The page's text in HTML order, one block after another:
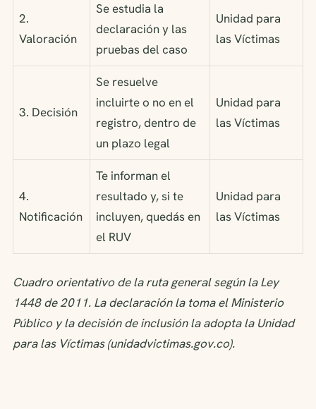
2.
Valoración
Se estudia la
declaración y las
pruebas del caso
Unidad para
las Víctimas
3. Decisión
Se resuelve
incluirte o no en el
registro, dentro de
un plazo legal
Unidad para
las Víctimas
4.
Notificación
Te informan el
resultado y, si te
incluyen, quedás en
el RUV
Unidad para
las Víctimas
Cuadro orientativo de la ruta general según la Ley
1448 de 2011. La declaración la toma el Ministerio
Público y la decisión de inclusión la adopta la Unidad
para las Víctimas (unidadvictimas.gov.co).